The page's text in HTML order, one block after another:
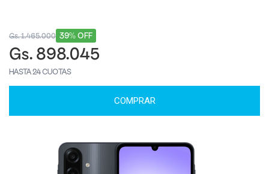
39% OFF
Gs. 1.465.000
Gs. 898.045
HASTA 24 CUOTAS
COMPRAR